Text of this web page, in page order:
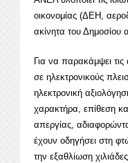
οικονομίας (ΔΕΗ,
ακίνητα του Δημοσίου
Για να παρακάμψει
σε ηλεκτρονικούς
ηλεκτρονική
χαρακτήρα, επίθεση
απεργίας,
έχουν οδηγήσει στη
την εξαθλίωση